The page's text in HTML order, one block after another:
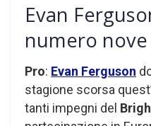
Evan
numero
Pro: Evan Ferguson
stagione scorsa
tanti impegni del